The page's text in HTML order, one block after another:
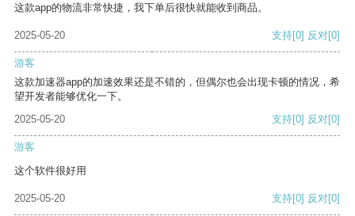
这款app的物流非常快捷，我下单后很快就能收到商品。
2025-05-20 支持[0] 反对[0]
游客
这款加速器app的加速效果还是不错的，但偶尔也会出现卡顿的情况，希
望开发者能够优化一下。
2025-05-20
支持[0] 反对[0]
游客
这个软件很好用
2025-05-20 支持[0] 反对[0]